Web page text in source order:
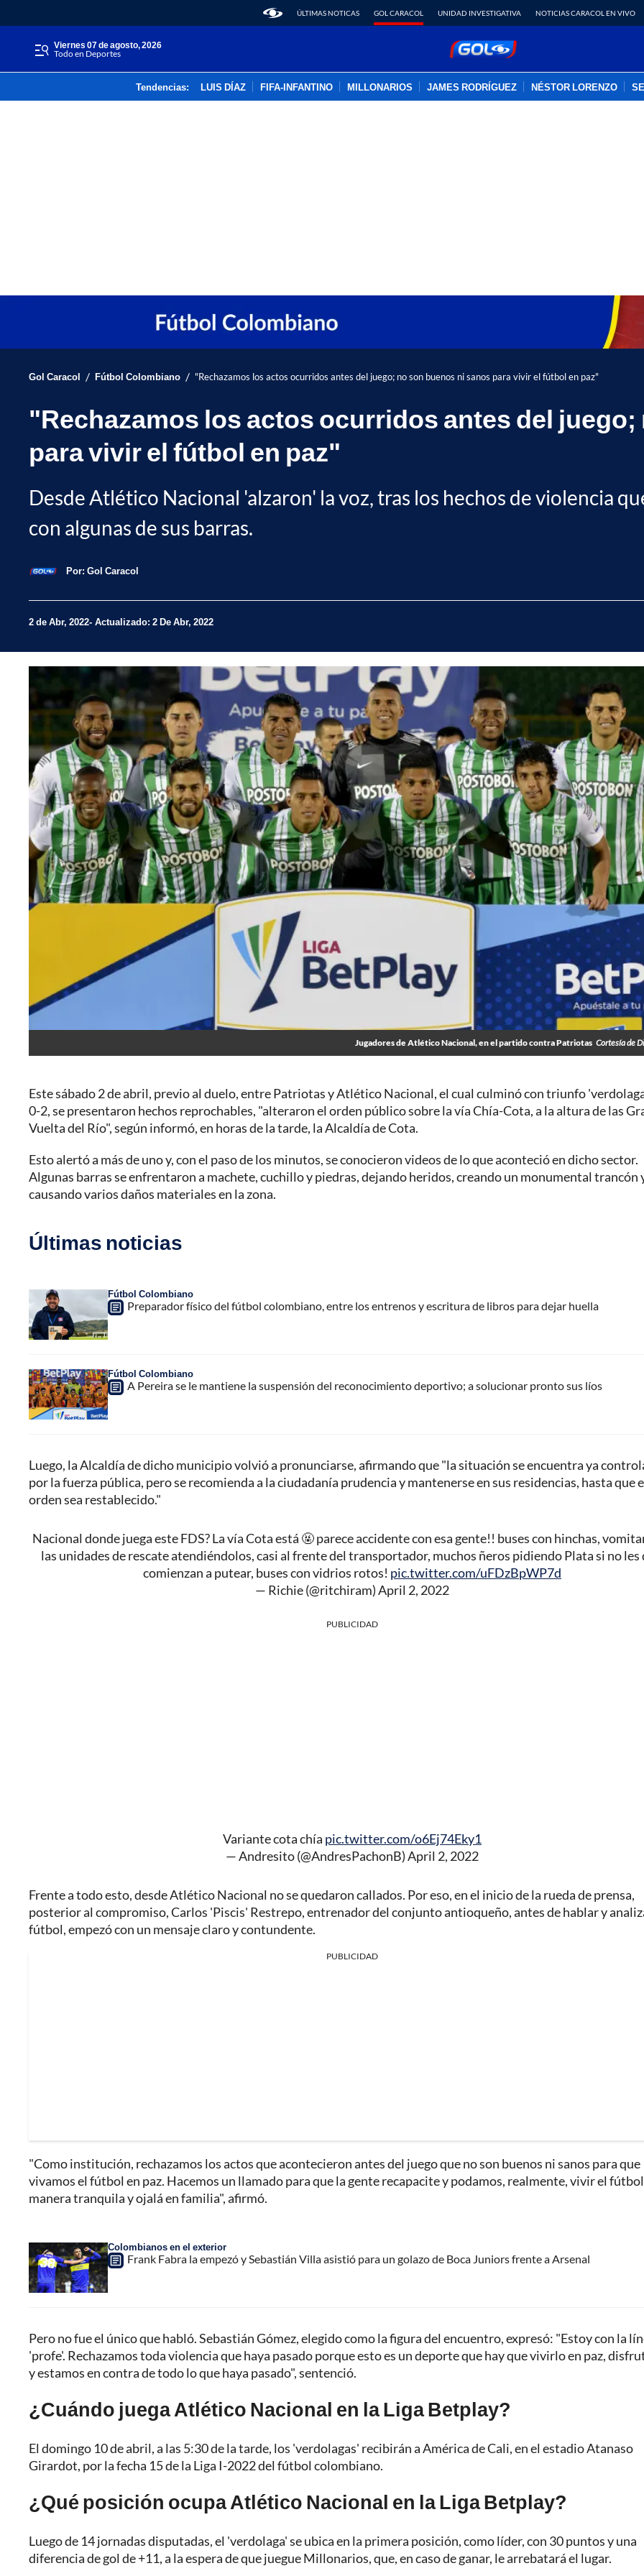
ÚLTIMAS NOTICAS GOL CARACOL UNIDAD INVESTIGATIVA NOTICIAS CARACOL EN VIVO
viernes 07 de agosto, 2026
Todo en Deportes
Tendencias: LUIS DÍAZ FIFA-INFANTINO MILLONARIOS JAMES RODRÍGUEZ NÉSTOR LORENZO
Gol Caracol / Fútbol Colombiano / "Rechazamos los actos ocurridos antes del juego; no son buenos ni sanos para vivir el fútbol en paz"
"Rechazamos los actos ocurridos antes del
para vivir el fútbol en paz"
Desde Atlético Nacional 'alzaron' la voz, tras los hechos de violencia
con algunas de sus barras.
Por: Gol Caracol
2 de Abr, 2022 Actualizado: 2 De Abr, 2022
Jugadores de Atlético Nacional, en el partido contra Patriotas Cortesía de
Este sábado 2 de abril, previo al duelo, entre Patriotas y Atlético Nacional, el cual culminó con triunfo
0-2, se presentaron hechos reprochables, "alteraron el orden público sobre la vía Chía-Cota, a la altura de las
Vuelta del Río", según informó, en horas de la tarde, la Alcaldía de Cota.
Esto alertó a más de uno y, con el paso de los minutos, se conocieron videos de lo que aconteció en dicho sector.
Algunas barras se enfrentaron a machete, cuchillo y piedras, dejando heridos, creando un monumental trancón
causando varios daños materiales en la zona.
Últimas noticias
Fútbol Colombiano
Preparador físico del fútbol colombiano, entre los entrenos y escritura de libros para dejar huella
Fútbol Colombiano
A Pereira se le mantiene la suspensión del reconocimiento deportivo; a solucionar pronto sus líos
Luego, la Alcaldía de dicho municipio volvió a pronunciarse, afirmando que "la situación se encuentra ya
por la fuerza pública, pero se recomienda a la ciudadanía prudencia y mantenerse en sus residencias, hasta que
orden sea restablecido."
Nacional donde juega este FDS? La vía Cota está 🤬 parece accidente con esa gente!! buses con hinchas,
las unidades de rescate atendiéndolos, casi al frente del transportador, muchos ñeros pidiendo Plata si no les
comienzan a putear, buses con vidrios rotos! pic.twitter.com/uFDzBpWP7d
— Richie (@ritchiram)April 2, 2022
PUBLICIDAD
Variante cota chía pic.twitter.com/o6Ej74Eky1
— Andresito (@AndresPachonB)April 2, 2022
Frente a todo esto, desde Atlético Nacional no se quedaron callados. Por eso, en el inicio de la rueda de prensa,
posterior al compromiso, Carlos 'Piscis' Restrepo, entrenador del conjunto antioqueño, antes de hablar y
fútbol, empezó con un mensaje claro y contundente.
PUBLICIDAD
"Como institución, rechazamos los actos que acontecieron antes del juego que no son buenos ni sanos para que
vivamos el fútbol en paz. Hacemos un llamado para que la gente recapacite y podamos, realmente, vivir el
manera tranquila y ojalá en familia", afirmó.
Colombianos en el exterior
Frank Fabra la empezó y Sebastián Villa asistió para un golazo de Boca Juniors frente a Arsenal
Pero no fue el único que habló. Sebastián Gómez, elegido como la figura del encuentro, expresó: "Estoy con la
'profe'. Rechazamos toda violencia que haya pasado porque esto es un deporte que hay que vivirlo en paz,
y estamos en contra de todo lo que haya pasado", sentenció.
¿Cuándo juega Atlético Nacional en la Liga Betplay?
El domingo 10 de abril, a las 5:30 de la tarde, los 'verdolagas' recibirán a América de Cali, en el estadio Atanaso
Girardot, por la fecha 15 de la Liga I-2022 del fútbol colombiano.
¿Qué posición ocupa Atlético Nacional en la Liga Betplay?
Luego de 14 jornadas disputadas, el 'verdolaga' se ubica en la primera posición, como líder, con 30 puntos y una
diferencia de gol de +11, a la espera de que juegue Millonarios, que, en caso de ganar, le arrebatará el lugar.